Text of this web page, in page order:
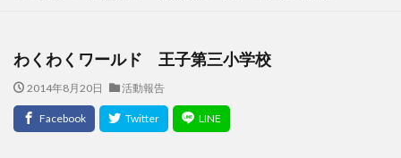
わくわくワールド 王子第三小学校
2014年8月20日 活動報告
＃活動報告 kitacup past
schedule
おしらせ
お知らせ
メンバー募集中のチーム
ワークショップ